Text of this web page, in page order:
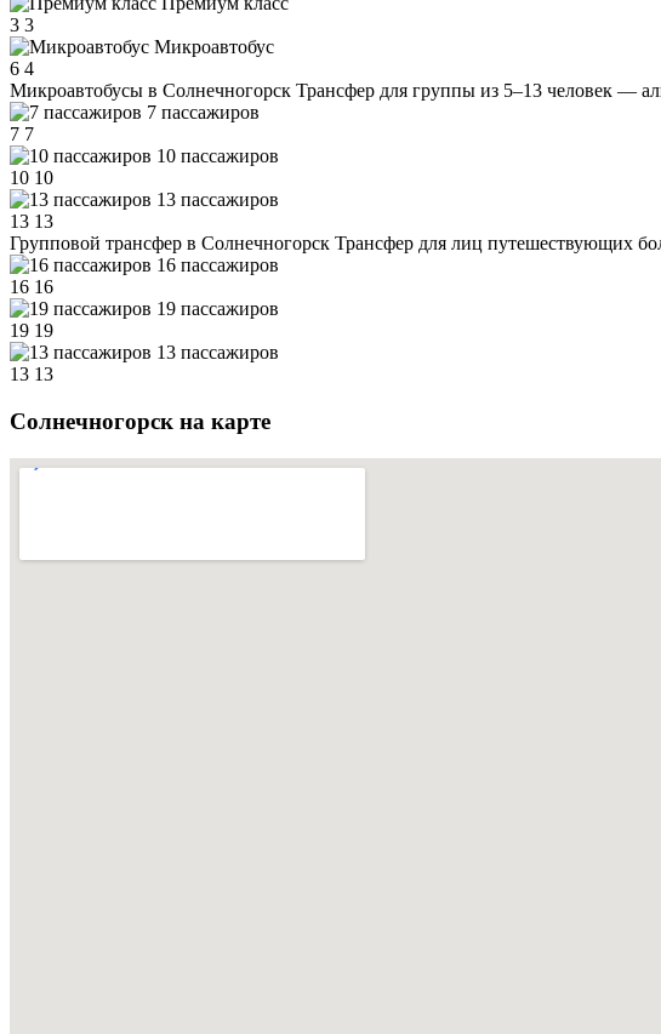
3 3
Микроавтобус
6 4
Микроавтобусы в Солнечногорск Трансфер для группы из 5–13 человек —
7 пассажиров
7 7
10 пассажиров
10 10
13 пассажиров
13 13
Групповой трансфер в Солнечногорск Трансфер для лиц путешествующих
16 пассажиров
16 16
19 пассажиров
19 19
13 пассажиров
13 13
Солнечногорск на карте